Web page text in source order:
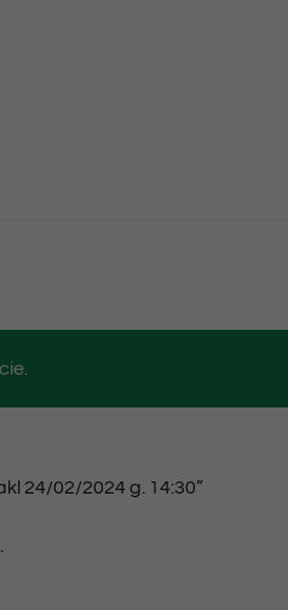
24/02/2024 g. 14:30”